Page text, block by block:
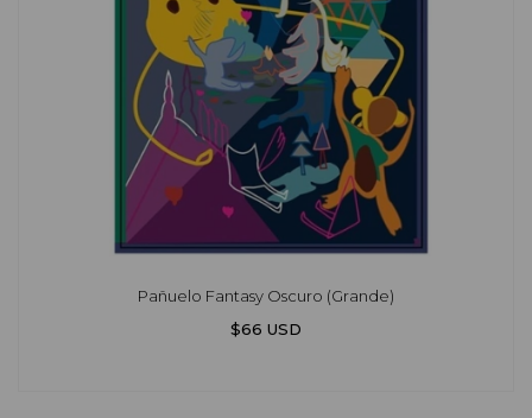
Pañuelo Fantasy Oscuro (Grande)
$66 USD